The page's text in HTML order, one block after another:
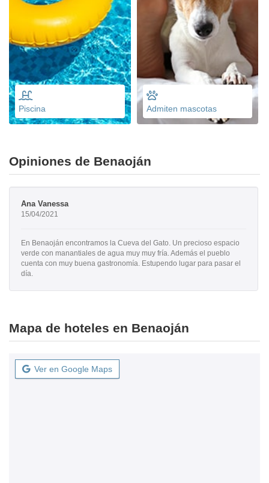
Piscina Admiten mascotas
Opiniones de Benaoján
Ana Vanessa
15/04/2021
En Benaoján encontramos la Cueva del Gato. Un precioso espacio
verde con manantiales de agua muy muy fría. Además el pueblo
cuenta con muy buena gastronomía. Estupendo lugar para pasar el
día.
Mapa de hoteles en Benaoján
Ver en Google Maps